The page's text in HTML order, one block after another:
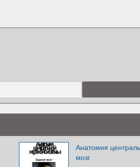
Анатомия
мозг